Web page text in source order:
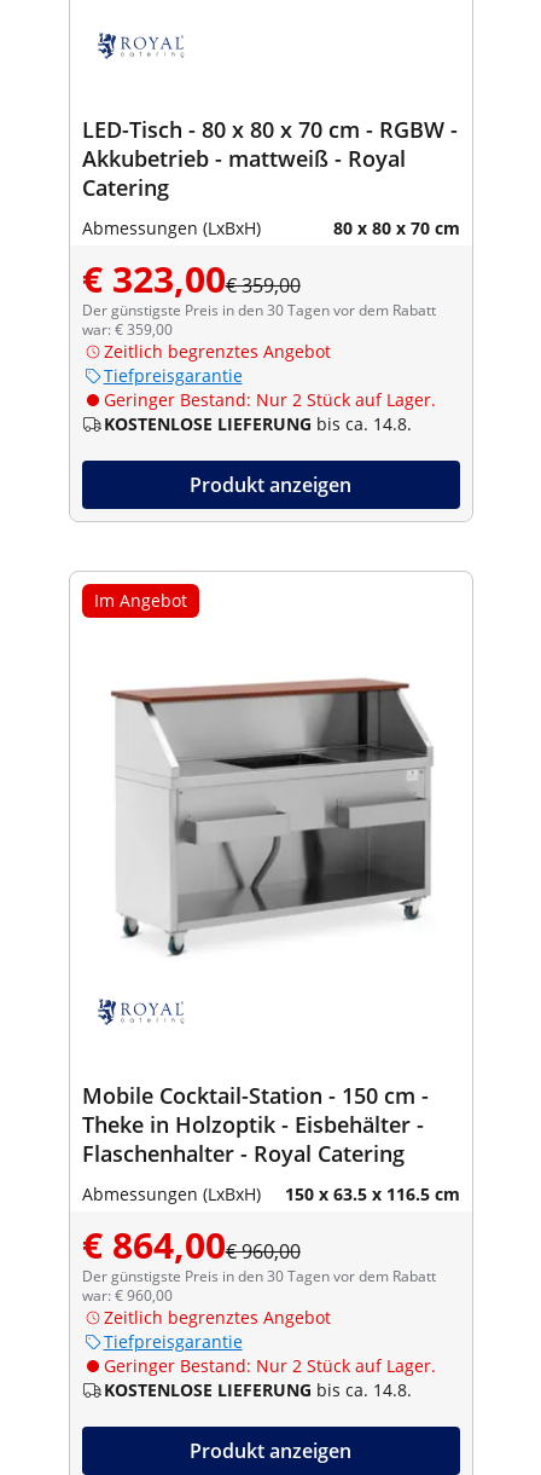
LED-Tisch - 80 x 80 x 70 cm - RGBW -
Akkubetrieb - mattweiß - Royal
Catering
Abmessungen (LxBxH) 80 x 80 x 70 cm
€ 323,00€ 359,00
Der günstigste Preis in den 30 Tagen vor dem Rabatt
war: € 359,00
Zeitlich begrenztes Angebot
Tiefpreisgarantie
Geringer Bestand: Nur 2 Stück auf Lager.
KOSTENLOSE LIEFERUNG bis ca. 14.8.
Produkt anzeigen
Im Angebot
Mobile Cocktail-Station - 150 cm -
Theke in Holzoptik - Eisbehälter -
Flaschenhalter - Royal Catering
Abmessungen (LxBxH) 150 x 63.5 x 116.5 cm
€ 864,00€ 960,00
Der günstigste Preis in den 30 Tagen vor dem Rabatt
war: € 960,00
Zeitlich begrenztes Angebot
Tiefpreisgarantie
Geringer Bestand: Nur 2 Stück auf Lager.
KOSTENLOSE LIEFERUNG bis ca. 14.8.
Produkt anzeigen